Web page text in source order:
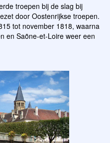
troepen bij de slag bij
door Oostenrijkse troepen.
tot november 1818, waarna
en Saȏne-et-Loire weer een